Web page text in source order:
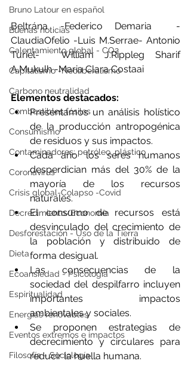
Bruno Latour en español
Buenas noticias
Calentamiento global - CO2
Capitalismo -Neoliberalismo
Carbono neutralidad
Combustibles fósiles
Consumismo
Contaminadores: petróleo, plástico
Coronavirus
Crisis global-Colapso -Covid
Decrecimiento/Economía
Desforestación - Uso de la Tierra
Dieta
Ecoansiedad - Psicología
Espiritualidad
Energías renovables
Eventos extremos e impactos
Filosofía - Sociología
Beltrána -Federico Demaria  -
ClaudiaOfelio -Luis M.Serrae- Antonio
Turiel-  William J.Rippleg Sharif
A.Mukulh -Maria Clara Costaai
Elementos destacados:
Presentamos un análisis holístico
de la producción antropogénica
de residuos y sus impactos.
Cada año los seres humanos
desperdician más del 30% de la
mayoría de los recursos
naturales.
El consumo de recursos está
desvinculado del crecimiento de
la población y distribuido de
forma desigual.
Las consecuencias de la
sociedad del despilfarro incluyen
importantes impactos
ambientales y sociales.
Se proponen estrategias de
decrecimiento y circulares para
reducir la huella humana.